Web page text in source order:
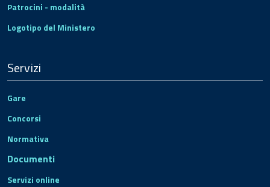
Patrocini - modalità
Logotipo del Ministero
Servizi
Gare
Concorsi
Normativa
Documenti
Servizi online